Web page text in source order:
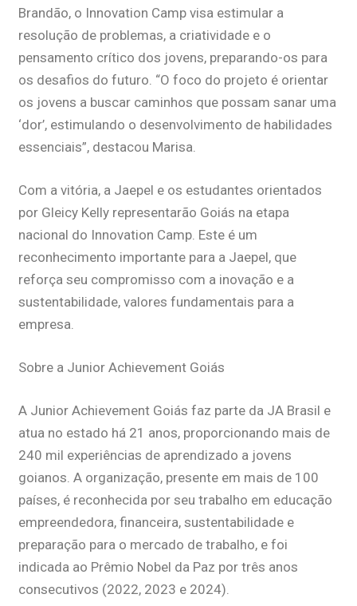
Brandão, o Innovation Camp visa estimular a
resolução de problemas, a criatividade e o
pensamento crítico dos jovens, preparando-os para
os desafios do futuro. “O foco do projeto é orientar
os jovens a buscar caminhos que possam sanar uma
‘dor’, estimulando o desenvolvimento de habilidades
essenciais”, destacou Marisa.
Com a vitória, a Jaepel e os estudantes orientados
por Gleicy Kelly representarão Goiás na etapa
nacional do Innovation Camp. Este é um
reconhecimento importante para a Jaepel, que
reforça seu compromisso com a inovação e a
sustentabilidade, valores fundamentais para a
empresa.
Sobre a Junior Achievement Goiás
A Junior Achievement Goiás faz parte da JA Brasil e
atua no estado há 21 anos, proporcionando mais de
240 mil experiências de aprendizado a jovens
goianos. A organização, presente em mais de 100
países, é reconhecida por seu trabalho em educação
empreendedora, financeira, sustentabilidade e
preparação para o mercado de trabalho, e foi
indicada ao Prêmio Nobel da Paz por três anos
consecutivos (2022, 2023 e 2024).